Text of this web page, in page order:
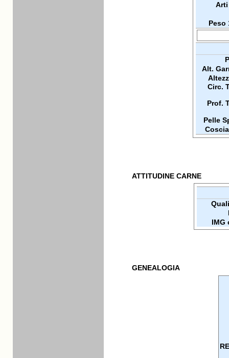
Arti
Peso
Alt.
Circ.
Prof.
Pelle
ATTITUDINE CARNE
IMG
GENEALOGIA